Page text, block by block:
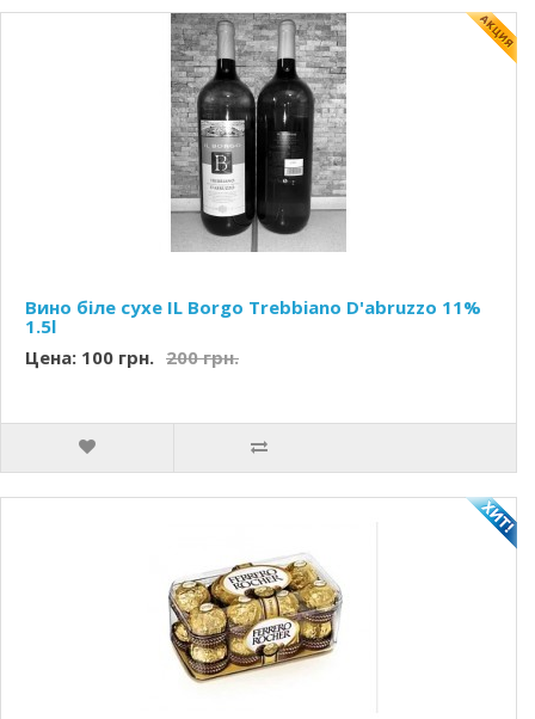
Вино біле сухе IL Borgo Trebbiano D'abruzzo 11%
1.5l
Цена: 100 грн. 200 грн.